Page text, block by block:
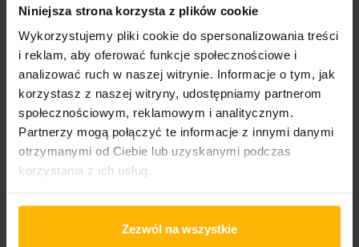
Niniejsza strona korzysta z plików cookie
Wykorzystujemy pliki cookie do spersonalizowania treści
i reklam, aby oferować funkcje społecznościowe i
analizować ruch w naszej witrynie. Informacje o tym, jak
korzystasz z naszej witryny, udostępniamy partnerom
społecznościowym, reklamowym i analitycznym.
Partnerzy mogą połączyć te informacje z innymi danymi
otrzymanymi od Ciebie lub uzyskanymi podczas
korzystania z ich usług.
Zezwól na wszystkie
IZZ - I Move (CD)
18,77 $
Arena - Contagion (2LP
Orange)
62,63 $